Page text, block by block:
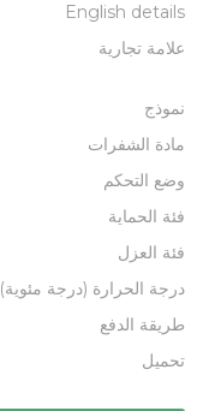
English details
علامة تجارية
نموذج
مادة الشفرات
وضع التحكم
فئة الحماية
فئة العزل
درجة الحرارة (درجة مئوية)
طريقة الدفع
تحميل